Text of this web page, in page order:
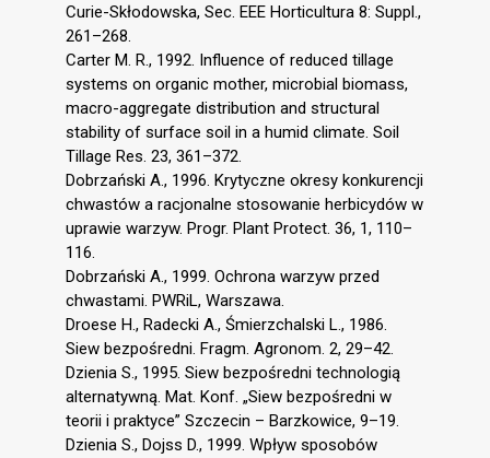
Curie-Skłodowska, Sec. EEE Horticultura 8: Suppl.,
261–268.
Carter M. R., 1992. Influence of reduced tillage
systems on organic mother, microbial biomass,
macro-aggregate distribution and structural
stability of surface soil in a humid climate. Soil
Tillage Res. 23, 361–372.
Dobrzański A., 1996. Krytyczne okresy konkurencji
chwastów a racjonalne stosowanie herbicydów w
uprawie warzyw. Progr. Plant Protect. 36, 1, 110–
116.
Dobrzański A., 1999. Ochrona warzyw przed
chwastami. PWRiL, Warszawa.
Droese H., Radecki A., Śmierzchalski L., 1986.
Siew bezpośredni. Fragm. Agronom. 2, 29–42.
Dzienia S., 1995. Siew bezpośredni technologią
alternatywną. Mat. Konf. „Siew bezpośredni w
teorii i praktyce” Szczecin – Barzkowice, 9–19.
Dzienia S., Dojss D., 1999. Wpływ sposobów